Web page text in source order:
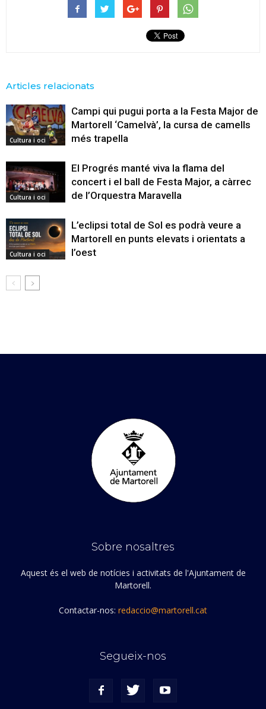
Articles relacionats
Cultura i oci
Campi qui pugui porta a la Festa Major de
Martorell ‘Camelvà’, la cursa de camells
més trapella
Cultura i oci
El Progrés manté viva la flama del
concert i el ball de Festa Major, a càrrec
de l’Orquestra Maravella
Cultura i oci
L’eclipsi total de Sol es podrà veure a
Martorell en punts elevats i orientats a
l’oest
Sobre nosaltres
Aquest és el web de notícies i activitats de l'Ajuntament de
Martorell.
Contactar-nos: redaccio@martorell.cat
Segueix-nos